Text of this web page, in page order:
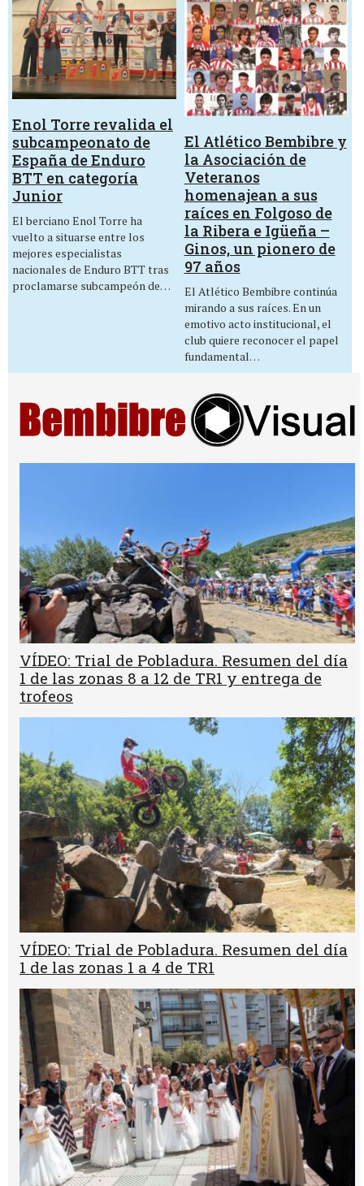
Enol Torre revalida el
subcampeonato de
España de Enduro
BTT en categoría
Junior
El berciano Enol Torre ha
vuelto a situarse entre los
mejores especialistas
nacionales de Enduro BTT tras
proclamarse subcampeón de…
El Atlético Bembibre y
la Asociación de
Veteranos
homenajean a sus
raíces en Folgoso de
la Ribera e Igüeña –
Ginos, un pionero de
97 años
El Atlético Bembibre continúa
mirando a sus raíces. En un
emotivo acto institucional, el
club quiere reconocer el papel
fundamental…
VÍDEO: Trial de Pobladura. Resumen del día
1 de las zonas 8 a 12 de TR1 y entrega de
trofeos
VÍDEO: Trial de Pobladura. Resumen del día
1 de las zonas 1 a 4 de TR1